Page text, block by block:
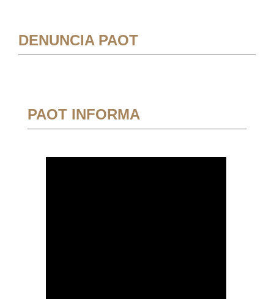
DENUNCIA PAOT
PAOT INFORMA